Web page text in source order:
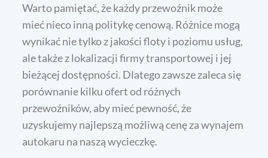
Warto pamiętać, że każdy przewoźnik może
mieć nieco inną politykę cenową. Różnice mogą
wynikać nie tylko z jakości floty i poziomu usług,
ale także z lokalizacji firmy transportowej i jej
bieżącej dostępności. Dlatego zawsze zaleca się
porównanie kilku ofert od różnych
przewoźników, aby mieć pewność, że
uzyskujemy najlepszą możliwą cenę za wynajem
autokaru na naszą wycieczkę.